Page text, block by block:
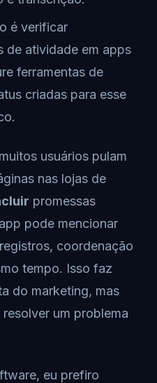
é verificar
de atividade em apps
ferramentas de
criadas para esse
usuários pulam
nas lojas de
promessas
pode mencionar
coordenação
tempo. Isso faz
do marketing, mas
um problema
eu prefiro